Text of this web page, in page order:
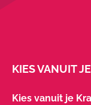
KIES VANUIT
Kies vanuit je